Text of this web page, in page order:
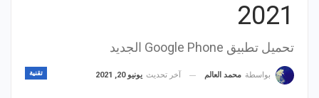
2021
تحميل تطبيق Google Phone‏ الجديد
تقنية بواسطة محمد العالم آخر تحديث يونيو 20, 2021